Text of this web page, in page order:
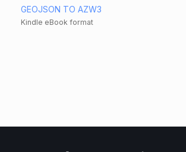
GEOJSON TO AZW3
Kindle eBook format